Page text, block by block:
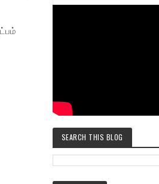
SEARCH THIS BLOG